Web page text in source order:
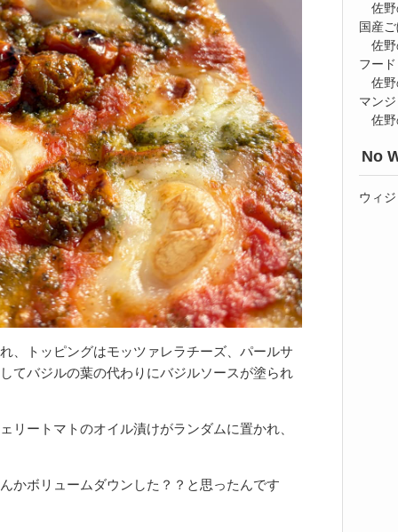
、トッピングはモッツァレラチーズ、パールサ
てバジルの葉の代わりにバジルソースが塗られ
リートマトのオイル漬けがランダムに置かれ、
かボリュームダウンした？？と思ったんです
佐
国産
佐
フー
佐
マン
佐
No
ウィ